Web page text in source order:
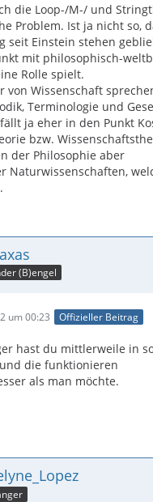
die Loop-/M-/ und
Problem. Ist ja nicht so,
seit Einstein stehen
mit philosophisch-
Rolle spielt.
von Wissenschaft
Terminologie und
ja eher in den Punkt
bzw.
der Philosophie aber
Naturwissenschaften,
(B)engel
um 00:23 Offizieller Beitrag
hast du mittlerweile in
die funktionieren
als man möchte.